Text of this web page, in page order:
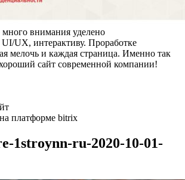
внимания уделено
UX, интерактиву. Проработке
мелочь и каждая страница. Именно так
сайт современной компании!
1stroynn-ru-2020-10-01-